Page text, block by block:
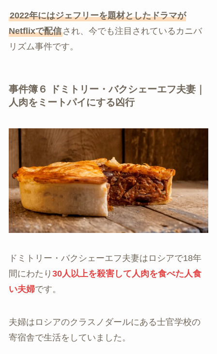
2022年にはジェフリーを題材としたドラマが
Netflixで配信され、今でも注目されているカニバ
リズム事件です。
事件簿６ ドミトリー・バクシェーエフ夫妻｜
人肉をミートパイにする凶行
ドミトリー・バクシェーエフ夫妻はロシアで18年
間にわたり 30人以上を殺害して人肉を食べた人食
い夫婦です。
夫婦はロシアのクラスノダールにある士官学校の
寄宿舎で生活をしていました。